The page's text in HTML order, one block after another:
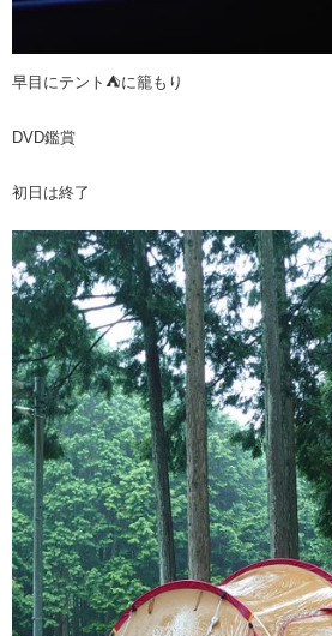
早目にテント⛺に籠もり
DVD鑑賞
初日は終了